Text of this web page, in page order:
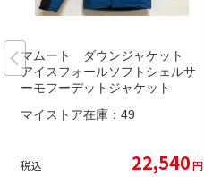
マムート ダウンジャケット
アイスフォールソフトシェルサ
ーモフーデットジャケット
マイストア在庫： 49
税込 22,540円